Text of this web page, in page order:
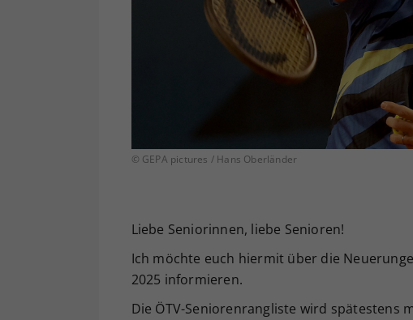
© GEPA pictures / Hans Oberländer
Liebe Seniorinnen, liebe Senioren!
Ich möchte euch hiermit über die
2025 informieren.
Die ÖTV-Seniorenrangliste wird spätestens